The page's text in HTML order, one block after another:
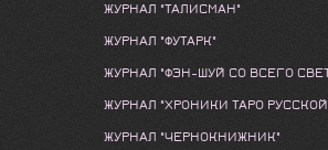
ЖУРНАЛ "ТАЛИСМАН"
ЖУРНАЛ "ФУТАРК"
ЖУРНАЛ "ФЭН-ШУЙ СО ВСЕГО
ЖУРНАЛ "ХРОНИКИ ТАРО
ЖУРНАЛ "ЧЕРНОКНИЖНИК"